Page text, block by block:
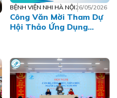
BỆNH VIỆN NHI HÀ NỘI26/05/2026
Công Văn Mời Tham Dự
Hội Thảo Ứng Dụng